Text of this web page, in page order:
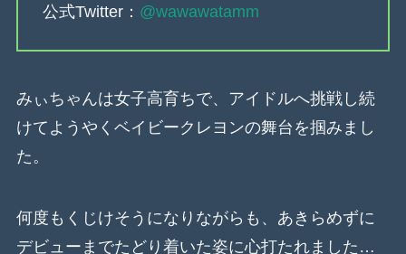
公式Twitter： @wawawatamm
みぃちゃんは女子高育ちで、アイドルへ挑戦し続
けてようやくベイビークレヨンの舞台を掴みまし
た。
何度もくじけそうになりながらも、あきらめずに
デビューまでたどり着いた姿に心打たれました…